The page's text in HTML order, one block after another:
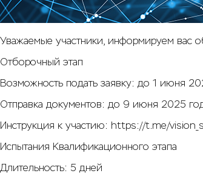
Уважаемые участники, информируем вас
Отборочный этап
Возможность подать заявку: до 1 июня
Отправка документов: до 9 июня 2025
Инструкция к участию: https://t.me/
Испытания Квалификационного этапа
Длительность: 5 дней